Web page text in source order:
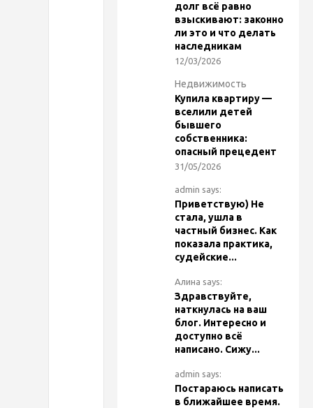
долг всё равно
взыскивают: законно
ли это и что делать
наследникам
12/03/2026
Недвижимость
Купила квартиру —
вселили детей
бывшего
собственника:
опасный прецедент
31/05/2026
admin says:
Приветствую) Не
стала, ушла в
частный бизнес. Как
показала практика,
судейские...
Алина says:
Здравствуйте,
наткнулась на ваш
блог. Интересно и
доступно всё
написано. Сижу...
admin says:
Постараюсь написать
в ближайшее время.